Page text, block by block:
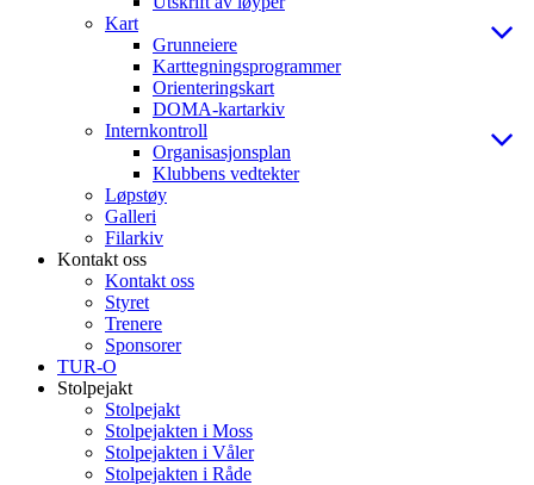
Kart
Grunneiere
Karttegningsprogrammer
Orienteringskart
DOMA-kartarkiv
Internkontroll
Organisasjonsplan
Klubbens vedtekter
Løpstøy
Galleri
Filarkiv
Kontakt oss
Kontakt oss
Styret
Trenere
Sponsorer
TUR-O
Stolpejakt
Stolpejakt
Stolpejakten i Moss
Stolpejakten i Våler
Stolpejakten i Råde